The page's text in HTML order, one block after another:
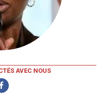
AVEC NOUS